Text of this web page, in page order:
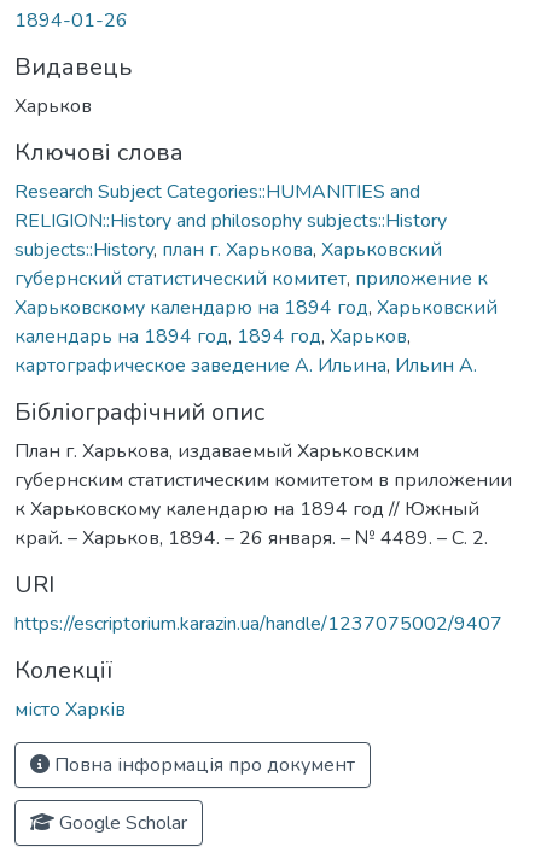
1894-01-26
Видавець
Харьков
Ключові слова
Research Subject Categories::HUMANITIES and
RELIGION::History and philosophy subjects::History
subjects::History, план г. Харькова, Харьковский
губернский статистический комитет, приложение к
Харьковскому календарю на 1894 год, Харьковский
календарь на 1894 год, 1894 год, Харьков,
картографическое заведение А. Ильина, Ильин А.
Бібліографічний опис
План г. Харькова, издаваемый Харьковским
губернским статистическим комитетом в приложении
к Харьковскому календарю на 1894 год // Южный
край. – Харьков, 1894. – 26 января. – № 4489. – С. 2.
URI
https://escriptorium.karazin.ua/handle/1237075002/9407
Колекції
місто Харків
Повна інформація про документ
Google Scholar